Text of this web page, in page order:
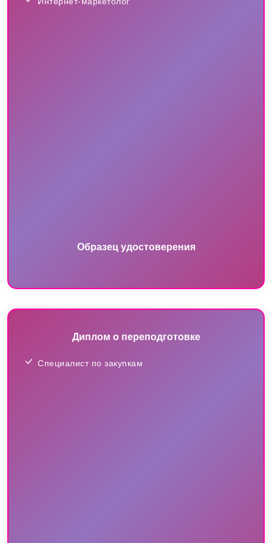
Образец удостоверения
Диплом о переподготовке
Специалист по закупкам